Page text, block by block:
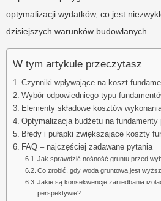
optymalizacji wydatków, co jest
dzisiejszych warunków budowlanych.
W tym artykule przeczytasz
Czynniki wpływające na koszt
Wybór odpowiedniego typu
Elementy składowe kosztów
Optymalizacja budżetu na fundamenty
Błędy i pułapki zwiększające koszty
FAQ – najczęściej zadawane pytania
Jak sprawdzić nośność gruntu przed
Co zrobić, gdy woda gruntowa jest
Jakie są konsekwencje zaniedbania
perspektywie?